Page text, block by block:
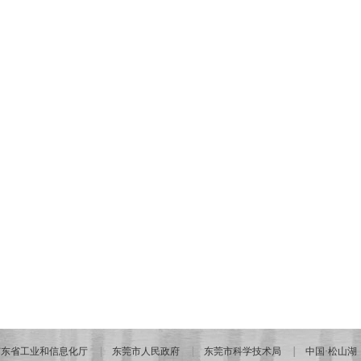
省工业和信息化厅 东莞市人民政府 东莞市科学技术局 中国·松山湖